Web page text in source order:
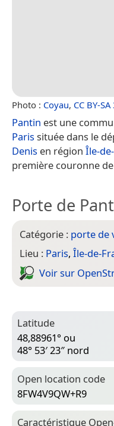
Photo : Coyau, CC BY-SA
Pantin est une
Parissituée dans le
Denis en région Île-
première couronne
Porte de
Catégorie : porte de
Lieu : Paris, Île-de-
Voir sur
Latitude
48,88961° ou
48° 53′ 23″ nord
Open location code
8FW4V9QW+R9
Caractéristique